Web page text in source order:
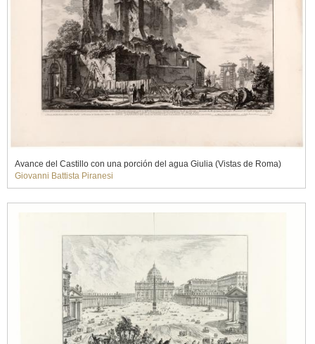
Avance del Castillo con una porción del agua Giulia (Vistas de Roma)
Giovanni Battista Piranesi